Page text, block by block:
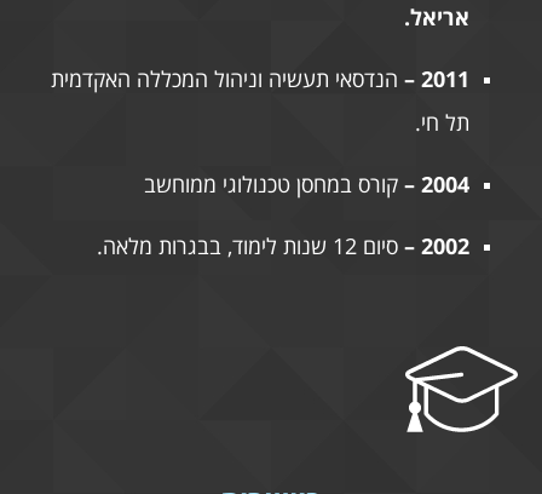
אריאל.
2011 –
הנדסאי תעשיה וניהול המכללה האקדמית
תל חי.
2004 – קורס במחסן טכנולוגי ממוחשב
2002
– סיום 12 שנות לימוד, בבגרות מלאה.